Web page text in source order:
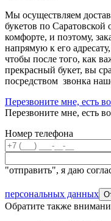
Мы осуществляем
букетов по
комфорте, и поэтому,
напрямую к его
чтобы после того, как
прекрасный букет, вы
посредством звонка
Перезвоните мне, есть
Перезвоните мне, есть
Номер телефона
"отправить", я даю
персональных данных
Обратите также